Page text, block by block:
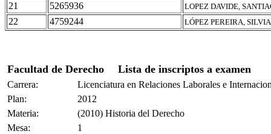
21 5265936 LOPEZ DAVIDE,
22 4759244 LÓPEZ PEREIRA,
Facultad de Derecho Lista de inscriptos a examen
Carrera:
Licenciatura en Relaciones Laborales e
Plan:
2012
Materia:
(2010) Historia del Derecho
Mesa:
1